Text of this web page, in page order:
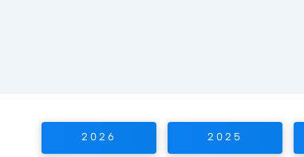
2026 2025